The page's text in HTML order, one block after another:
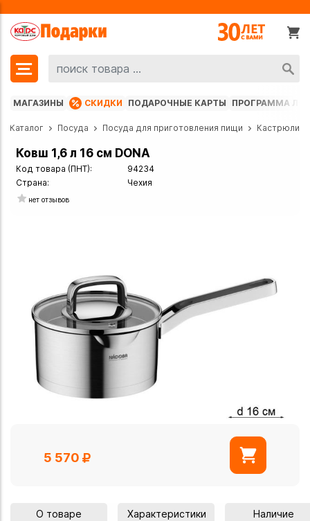
МАГАЗИНЫ СКИДКИ ПОДАРОЧНЫЕ КАРТЫ ПРОГРАММА
Каталог Посуда Посуда для приготовления пищи Кастрюли
Ковш 1,6 л 16 см DONA
Код товара (ПНТ):
94234
Страна:
Чехия
нет отзывов
5 570
О товаре Характеристики Наличие